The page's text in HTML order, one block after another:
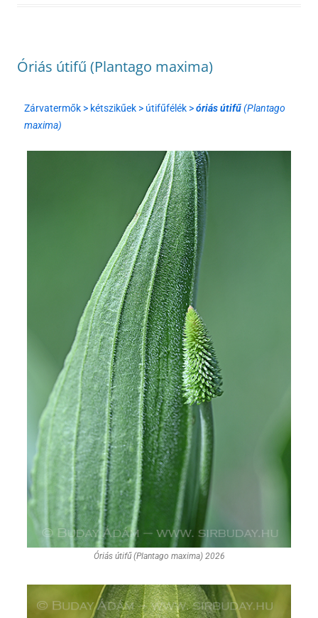
Óriás útifű (Plantago maxima)
Zárvatermők > kétszikűek > útifűfélék >óriás útifű(Plantago
maxima)
Óriás útifű (Plantago maxima) 2026